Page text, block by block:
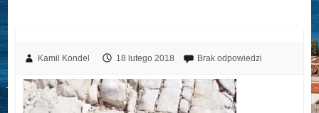
Kamil Kondel 18 lutego 2018 Brak odpowiedzi